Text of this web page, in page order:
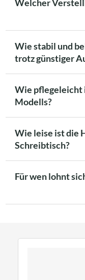
Welcher
Wie stabil und
trotz günstiger
Wie pflegeleicht
Modells?
Wie leise ist die
Schreibtisch?
Für wen lohnt